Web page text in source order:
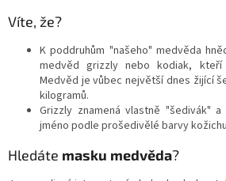
s
u
Víte, že?
K poddruhům "našeho" medvěda
medvěd grizzly nebo kodiak,
Medvěd je vůbec největší dnes žijící
kilogramů.
Grizzly znamená vlastně "šedivák"
jméno podle prošedivělé barvy
Hledáte masku medvěda?